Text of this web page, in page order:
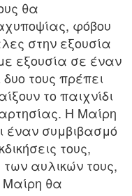
θα
φόβου
στην εξουσία
εξουσία σε έναν
τους πρέπει
το παιχνίδι
Η Μαίρη
έναν συμβιβασμό
τους,
αυλικών τους,
θα